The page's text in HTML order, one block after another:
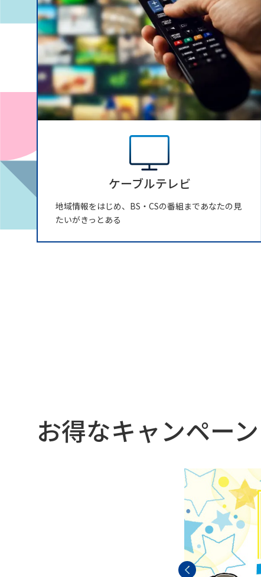
ケーブルテレビ
地域情報をはじめ、BS・CSの番組まであなたの見
たいがきっとある
お得なキャンペーン